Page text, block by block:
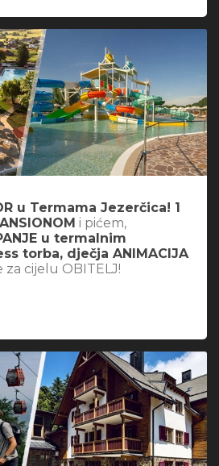
u Termama Jezerčica! 1
i pićem,
u termalnim
torba, dječja ANIMACIJA
za cijelu OBITELJ!